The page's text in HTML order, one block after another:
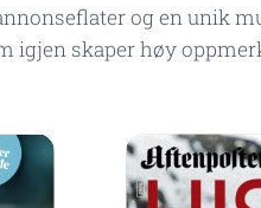
og en unik
igjen skaper høy